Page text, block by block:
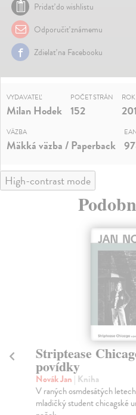
Pridať do wishlistu
Odporučiť známemu
Zdielať na Facebooku
VYDAVATEĽ
Milan Hodek
POČET STRÁN
152
VÄZBA
Mäkká väzba / Paperback
High-contrast mode
Striptease
povídky
Novák Jan | Kniha
V raných osmdesátých
mladičký student chicagské